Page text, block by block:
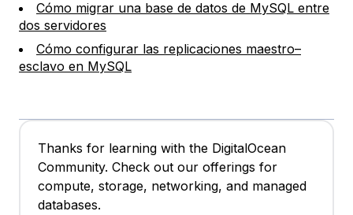
Cómo migrar una base de datos de MySQL entre
dos servidores
Cómo configurar las replicaciones maestro–
esclavo en MySQL
Thanks for learning with the DigitalOcean
Community. Check out our offerings for
compute, storage, networking, and managed
databases.